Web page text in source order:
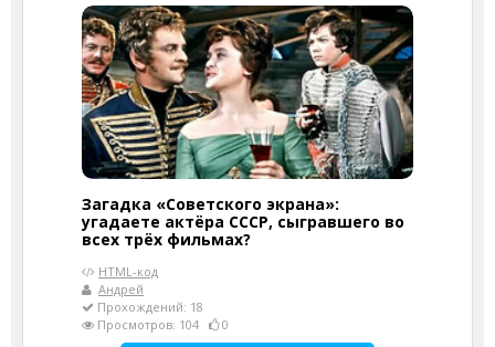
Загадка «Советского экрана»:
угадаете актёра СССР, сыгравшего во
всех трёх фильмах?
HTML-код
Андрей
Прохождений: 18
Просмотров: 104
0